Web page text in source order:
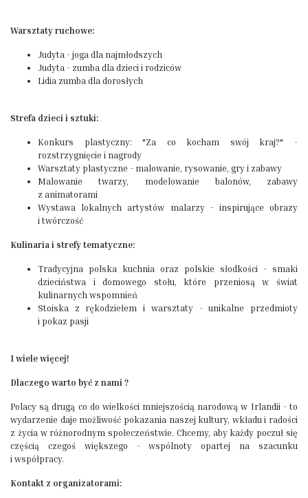
Warsztaty ruchowe:
Judyta - joga dla najmłodszych
Judyta - zumba dla dzieci i rodziców
Lidia zumba dla dorosłych
Strefa dzieci i sztuki:
Konkurs plastyczny: "Za co kocham swój kraj?" -
rozstrzygnięcie i nagrody
Warsztaty plastyczne - malowanie, rysowanie, gry i zabawy
Malowanie twarzy, modelowanie balonów, zabawy
z animatorami
Wystawa lokalnych artystów malarzy - inspirujące obrazy
i twórczość
Kulinaria i strefy tematyczne:
Tradycyjna polska kuchnia oraz polskie słodkości - smaki
dzieciństwa i domowego stołu, które przeniosą w świat
kulinarnych wspomnień
Stoiska z rękodziełem i warsztaty - unikalne przedmioty
i pokaz pasji
I wiele więcej!
Dlaczego warto być z nami ?
Polacy są drugą co do wielkości mniejszością narodową w Irlandii - to
wydarzenie daje możliwość pokazania naszej kultury, wkładu i radości
z życia w różnorodnym społeczeństwie. Chcemy, aby każdy poczuł się
częścią czegoś większego - wspólnoty opartej na szacunku
i współpracy.
Kontakt z organizatorami: